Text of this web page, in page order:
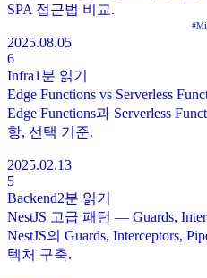
SPA 접근법 비교.
#
2025.08.05
6
Infra1분 읽기
Edge Functions vs Serverless
Edge Functions과 Serverless
항, 선택 기준.
2025.02.13
5
Backend2분 읽기
NestJS 고급 패턴 — Guards,
NestJS의 Guards, Interceptors,
텍처 구축.